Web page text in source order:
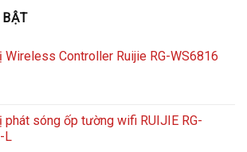
Wireless Controller Ruijie RG-WS6816
phát sóng ốp tường wifi RUIJIE RG-
L